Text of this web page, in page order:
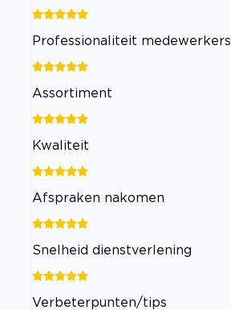
Professionaliteit medewerkers
Assortiment
Kwaliteit
Afspraken nakomen
Snelheid dienstverlening
Verbeterpunten/tips